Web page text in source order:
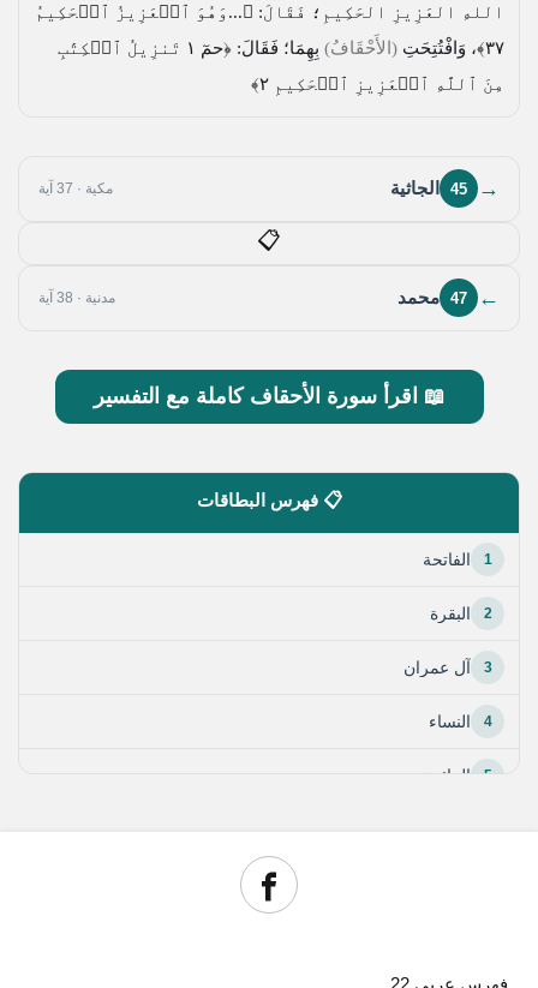
اللهِ العَزِيزِ الحَكِيمِ؛ فَقَالَ: ﴿...وَهُوَ ٱلۡعَزِيزُ ٱلۡحَكِيمُ
٣٧﴾ ، وَافْتُتِحَتِ (الأَحْقَافُ) بِهِمَا؛ فَقَالَ:
﴿حمٓ ١ تَنزِيلُ ٱلۡكِتَٰبِ
مِنَ ٱللَّهِ ٱلۡعَزِيزِ ٱلۡحَكِيمِ ٢﴾
→
45 الجاثية مكية · 37 آية
📋
←
47 محمد مدنية · 38 آية
📖 اقرأ سورة الأحقاف كاملة مع التفسير
📋 فهرس البطاقات
1 الفاتحة
2 البقرة
3 آل عمران
4 النساء
5 المائدة
فهرس عربي 22